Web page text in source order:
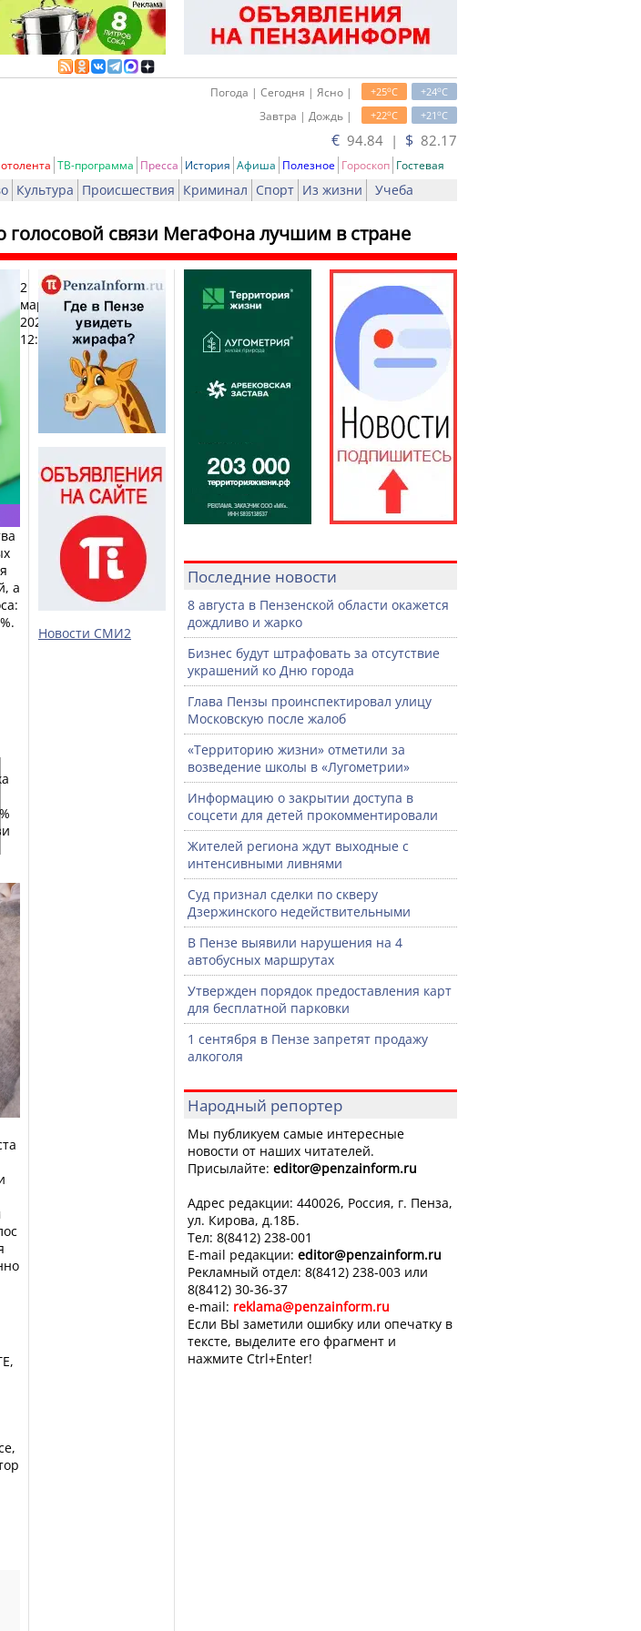
+24oC
+25oC
Погода | Сегодня | Ясно |
+21oC
+22oC
Завтра | Дождь |
€ 94.84 | $ 82.17
ТВ-программа Пресса История Афиша Полезное Гороскоп Гостевая
Культура Происшествия Криминал Спорт Из жизни Учеба
голосовой связи МегаФона лучшим в стране
2
марта
2026,
12:27
Печать
а
Новости СМИ2
Последние новости
8 августа в Пензенской области окажется
дождливо и жарко
Бизнес будут штрафовать за отсутствие
украшений ко Дню города
Глава Пензы проинспектировал улицу
Московскую после жалоб
«Территорию жизни» отметили за
возведение школы в «Лугометрии»
Информацию о закрытии доступа в
соцсети для детей прокомментировали
Жителей региона ждут выходные с
интенсивными ливнями
Суд признал сделки по скверу
Дзержинского недействительными
В Пензе выявили нарушения на 4
автобусных маршрутах
Утвержден порядок предоставления карт
для бесплатной парковки
1 сентября в Пензе запретят продажу
алкоголя
Народный репортер
Мы публикуем самые интересные
новости от наших читателей.
Присылайте: editor@penzainform.ru
Адрес редакции: 440026, Россия, г. Пенза,
ул. Кирова, д.18Б.
Тел: 8(8412) 238-001
E-mail редакции: editor@penzainform.ru
Рекламный отдел: 8(8412) 238-003 или
8(8412) 30-36-37
e-mail: reklama@penzainform.ru
Если ВЫ заметили ошибку или опечатку в
тексте, выделите его фрагмент и
нажмите Ctrl+Enter!